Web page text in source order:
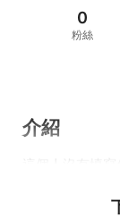
0
粉絲
介紹